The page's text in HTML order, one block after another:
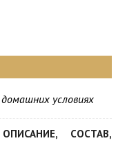
условиях
СОСТАВ,